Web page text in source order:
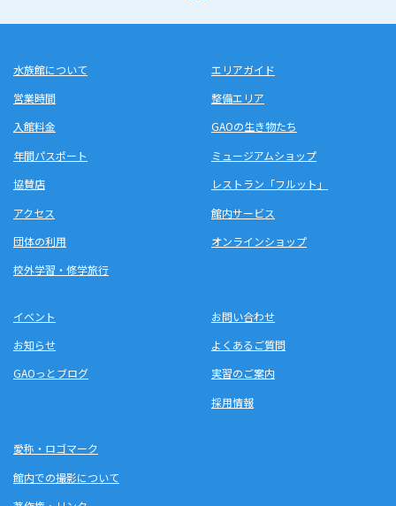
水族館について
営業時間
入館料金
年間パスポート
協賛店
アクセス
団体の利用
校外学習・修学旅行
エリアガイド
整備エリア
GAOの生き物たち
ミュージアムショップ
レストラン「フルット」
館内サービス
オンラインショップ
イベント
お知らせ
GAOっとブログ
お問い合わせ
よくあるご質問
実習のご案内
採用情報
愛称・ロゴマーク
館内での撮影について